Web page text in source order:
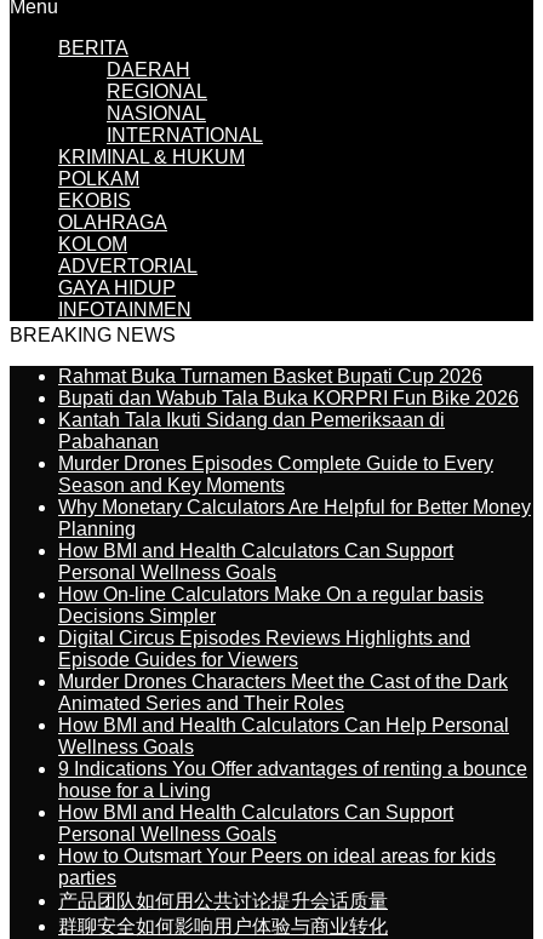
Menu
BERITA
DAERAH
REGIONAL
NASIONAL
INTERNATIONAL
KRIMINAL & HUKUM
POLKAM
EKOBIS
OLAHRAGA
KOLOM
ADVERTORIAL
GAYA HIDUP
INFOTAINMEN
BREAKING NEWS
Rahmat Buka Turnamen Basket Bupati Cup 2026
Bupati dan Wabub Tala Buka KORPRI Fun Bike 2026
Kantah Tala Ikuti Sidang dan Pemeriksaan di
Pabahanan
Murder Drones Episodes Complete Guide to Every
Season and Key Moments
Why Monetary Calculators Are Helpful for Better Money
Planning
How BMI and Health Calculators Can Support
Personal Wellness Goals
How On-line Calculators Make On a regular basis
Decisions Simpler
Digital Circus Episodes Reviews Highlights and
Episode Guides for Viewers
Murder Drones Characters Meet the Cast of the Dark
Animated Series and Their Roles
How BMI and Health Calculators Can Help Personal
Wellness Goals
9 Indications You Offer advantages of renting a bounce
house for a Living
How BMI and Health Calculators Can Support
Personal Wellness Goals
How to Outsmart Your Peers on ideal areas for kids
parties
产品团队如何用公共讨论提升会话质量
群聊安全如何影响用户体验与商业转化